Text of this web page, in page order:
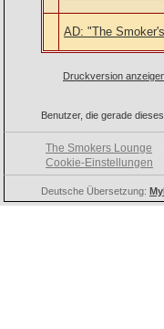
AD: "The
Druckversion
Benutzer, die gerade
The Smokers Lounge
Cookie-Einstellungen
Deutsche Übersetzung: